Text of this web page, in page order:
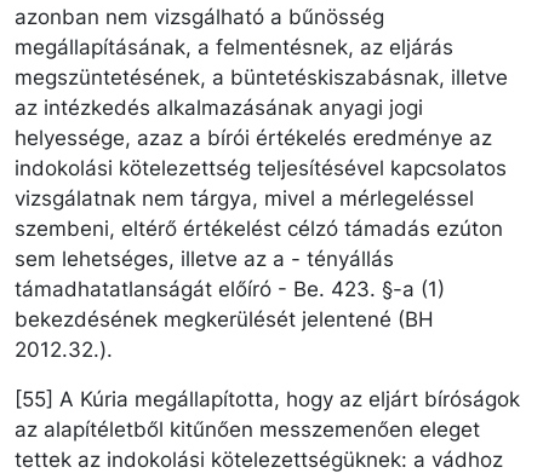
azonban nem vizsgálható a bűnösség
megállapításának, a felmentésnek, az eljárás
megszüntetésének, a büntetéskiszabásnak, illetve
az intézkedés alkalmazásának anyagi jogi
helyessége, azaz a bírói értékelés eredménye az
indokolási kötelezettség teljesítésével kapcsolatos
vizsgálatnak nem tárgya, mivel a mérlegeléssel
szembeni, eltérő értékelést célzó támadás ezúton
sem lehetséges, illetve az a - tényállás
támadhatatlanságát előíró - Be. 423. §-a (1)
bekezdésének megkerülését jelentené (BH
2012.32.).
[55] A Kúria megállapította, hogy az eljárt bíróságok
az alapítéletből kitűnően messzemenően eleget
tettek az indokolási kötelezettségüknek: a vádhoz